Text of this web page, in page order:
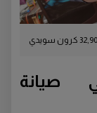
صيانة